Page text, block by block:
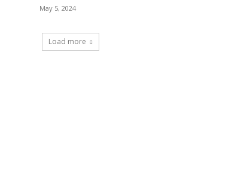
May 5, 2024
Load more